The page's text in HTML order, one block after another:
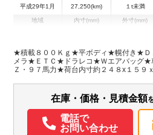
平成29年1月 27,250(km) １t未満
地域 内寸(mm)
H:1,770
外寸(mm)
H:1,890
装備情報
パワステ
TV ETC バックモニター
ド
メンテナンスノート（保証書）
★積載８００Ｋｇ★平ボディ★幌付き★
メラ★ＥＴＣ★ドラレコ★Ｗエアバッグ★
Ｚ・９７馬力★荷台内寸約２４８x１５９
ビ取説★スペアキー★フロアマット＆バイ
在庫・価格・見積金額
電話で
お問い合わせ